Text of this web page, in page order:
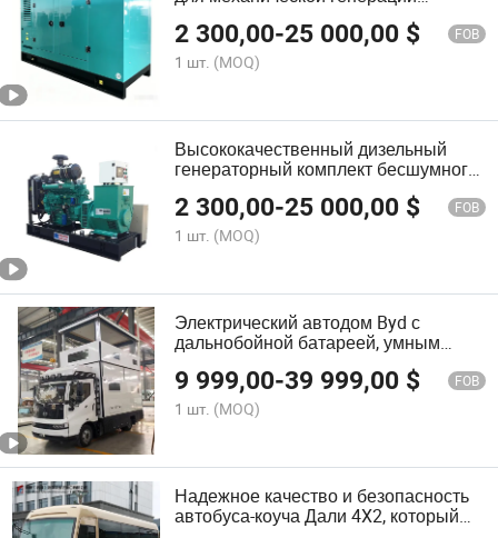
промышленных приложений,
электромашина
2 300,00-25 000,00 $ FOB
1 шт. (MOQ)
Высококачественный дизельный
генераторный комплект бесшумного
электроснабжения, используемый в
строительстве и в качестве
резервного источника питания,
2 300,00-25 000,00 $ FOB
1 шт. (MOQ)
Электрический автодом Byd с
дальнобойной батареей, умным
интерьером, идеален для семейных
поездок и экологически чистых
путешествий
9 999,00-39 999,00 $ FOB
1 шт. (MOQ)
Надежное качество и безопасность
автобуса-коуча Дали 4X2, который